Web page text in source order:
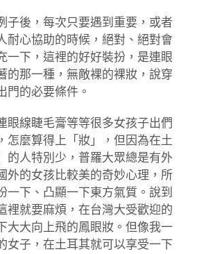
子後，每次只要遇到重要，或者
耐心協助的時候，絕對、絕對會
一下，這裡的好好裝扮，是連眼
的那一種，無敵裸的裸妝，說穿
門的必要條件。
眼線睫毛膏等等很多女孩子出們
怎麼算得上「妝」，但因為在土
的人特別少，普羅大眾總是有外
外的女孩比較美的奇妙心理，所
一下、凸顯一下東方氣質。說到
裡就要麻煩，在台灣大受歡迎的
大大向上飛的鳳眼妝。但像我一
女子，在土耳其就可以享受一下